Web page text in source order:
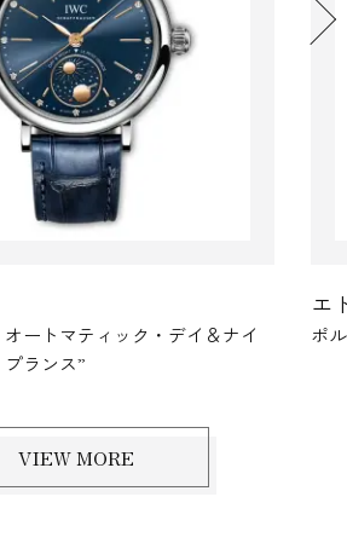
ートマティック・デイ＆ナイ
ランス”
エ
ポ
VIEW MORE